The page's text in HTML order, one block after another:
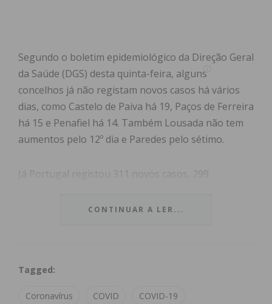
Segundo o boletim epidemiológico da Direção Geral
da Saúde (DGS) desta quinta-feira, alguns
concelhos já não registam novos casos há vários
dias, como Castelo de Paiva há 19, Paços de Ferreira
há 15 e Penafiel há 14. Também Lousada não tem
aumentos pelo 12º dia e Paredes pelo sétimo.
Já Portugal registou 311 novos casos, 299
De acordo com dados fidedignos a que o IMEDIATO
teve acesso,
dos 1.675 casos que existiam na
CONTINUAR A LER...
Tagged:
Coronavírus COVID COVID-19